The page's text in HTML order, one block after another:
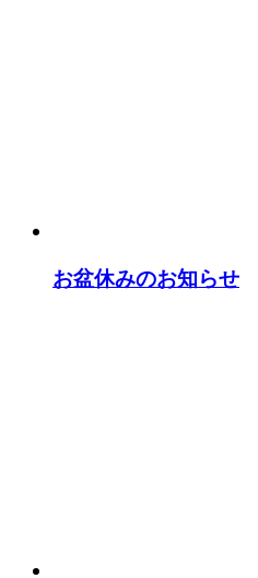
お盆休みのお知らせ